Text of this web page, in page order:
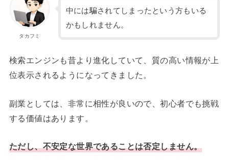
タカフミ
中には騙されてしまったという方もいる
かもしれません。
検索エンジンも昔より進化していて、質の高い情報が上
位表示されるようになってきました。
副業としては、非常に相性が良いので、初心者でも挑戦
する価値はあります。
ただし、不安定な世界であることは否定しません。